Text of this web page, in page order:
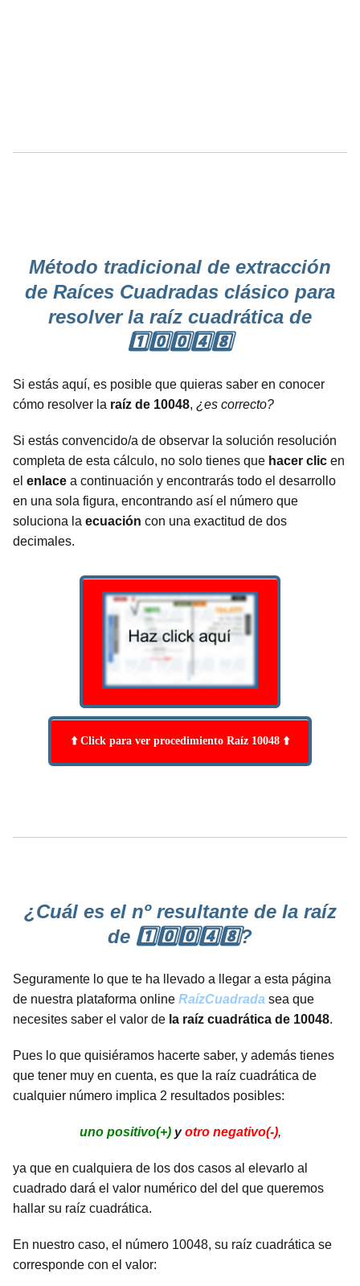
Método tradicional de extracción
de Raíces Cuadradas clásico para
resolver la raíz cuadrática de
1️⃣0️⃣0️⃣4️⃣8️⃣
Si estás aquí, es posible que quieras saber en conocer
cómo resolver la raíz de 10048, ¿es correcto?
Si estás convencido/a de observar la solución resolución
completa de esta cálculo, no solo tienes que hacer clic en
el enlace a continuación y encontrarás todo el desarrollo
en una sola figura, encontrando así el número que
soluciona la ecuación con una exactitud de dos
decimales.
⬆️ Click para ver procedimiento Raíz 10048 ⬆️
¿Cuál es el nº resultante de la raíz
de 1️⃣0️⃣0️⃣4️⃣8️⃣?
Seguramente lo que te ha llevado a llegar a esta página
de nuestra plataforma online RaízCuadrada sea que
necesites saber el valor de la raíz cuadrática de 10048.
Pues lo que quisiéramos hacerte saber, y además tienes
que tener muy en cuenta, es que la raíz cuadrática de
cualquier número implica 2 resultados posibles:
uno positivo(+)yotro negativo(-),
ya que en cualquiera de los dos casos al elevarlo al
cuadrado dará el valor numérico del del que queremos
hallar su raíz cuadrática.
En nuestro caso, el número 10048, su raíz cuadrática se
corresponde con el valor: